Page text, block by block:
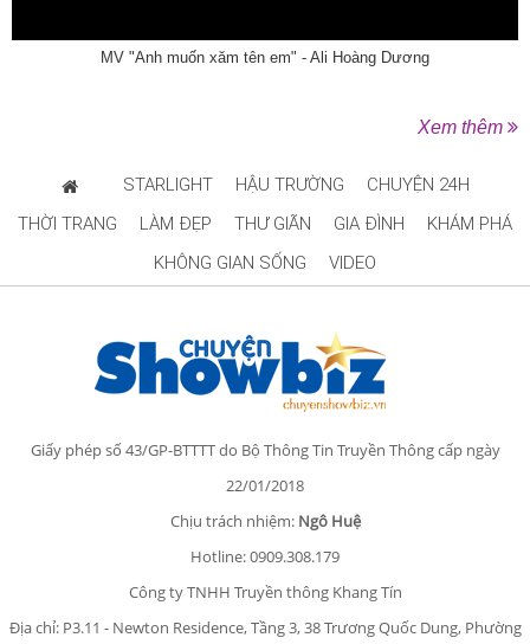
MV "Anh muốn xăm tên em" - Ali Hoàng Dương
Xem thêm
STARLIGHT HẬU TRƯỜNG
CHUYỆN 24H
THỜI TRANG
LÀM ĐẸP THƯ GIÃN GIA ĐÌNH
KHÁM PHÁ
KHÔNG GIAN SỐNG
VIDEO
Giấy phép số 43/GP-BTTTT do Bộ Thông Tin Truyền Thông cấp ngày
22/01/2018
Chịu trách nhiệm: Ngô Huệ
Hotline: 0909.308.179
Công ty TNHH Truyền thông Khang Tín
Địa chỉ: P3.11 - Newton Residence, Tầng 3, 38 Trương Quốc Dung, Phường